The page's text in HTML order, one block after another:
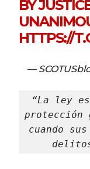
BY
HTTPS://
—
“La ley
protección
cuando